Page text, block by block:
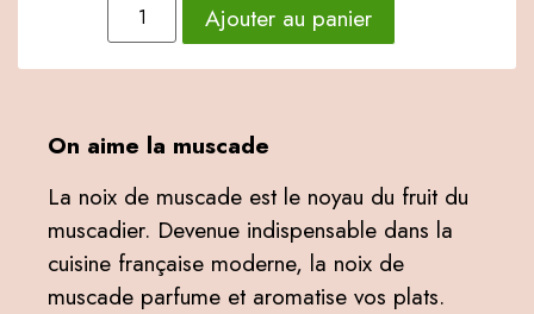
Ajouter au panier
On aime la muscade
La noix de muscade est le noyau du fruit du
muscadier. Devenue indispensable dans la
cuisine française moderne, la noix de
muscade parfume et aromatise vos plats.